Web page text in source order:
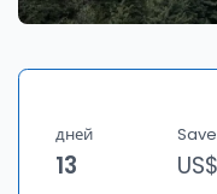
дней
13
Save